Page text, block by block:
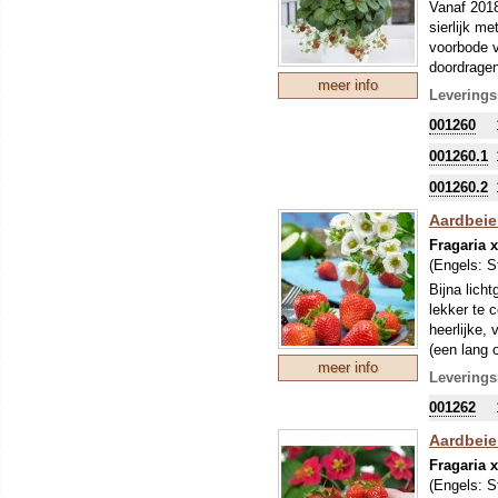
meer info
Vanaf
sierlijk
voorbode
De F1
001260
001260.1
001260.2
meer info
Fragaria
(Engels:
Bijna
lekker te
heerlijke,
(een lang
De F1
001262
Fragaria
(Engels: